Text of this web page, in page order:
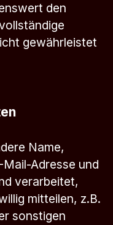
den
gewährleistet
Name,
Adresse und
verarbeitet,
mitteilen, z.B.
sonstigen